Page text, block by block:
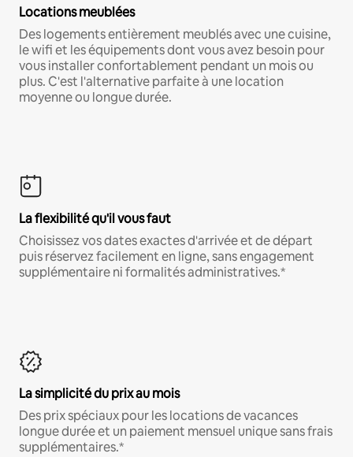
Locations meublées
Des logements entièrement meublés avec une cuisine,
le wifi et les équipements dont vous avez besoin pour
vous installer confortablement pendant un mois ou
plus. C'est l'alternative parfaite à une location
moyenne ou longue durée.
La flexibilité qu'il vous faut
Choisissez vos dates exactes d'arrivée et de départ
puis réservez facilement en ligne, sans engagement
supplémentaire ni formalités administratives.*
La simplicité du prix au mois
Des prix spéciaux pour les locations de vacances
longue durée et un paiement mensuel unique sans frais
supplémentaires.*